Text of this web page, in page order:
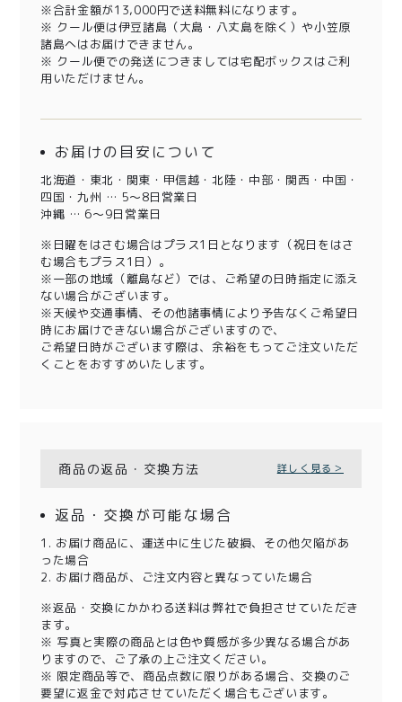
※合計金額が13,000円で送料無料になります。
※ クール便は伊豆諸島（大島・八丈島を除く）や小笠原
諸島へはお届けできません。
※ クール便での発送につきましては宅配ボックスはご利
用いただけません。
お届けの目安について
北海道・東北・関東・甲信越・北陸・中部・関西・中国・
四国・九州 … 5～8日営業日
沖縄 … 6～9日営業日
※日曜をはさむ場合はプラス1日となります（祝日をはさ
む場合もプラス1日）。
※一部の地域（離島など）では、ご希望の日時指定に添え
ない場合がございます。
※天候や交通事情、その他諸事情により予告なくご希望日
時にお届けできない場合がございますので、
ご希望日時がございます際は、余裕をもってご注文いただ
くことをおすすめいたします。
商品の返品・交換方法 詳しく見る＞
返品・交換が可能な場合
1. お届け商品に、運送中に生じた破損、その他欠陥があ
った場合
2. お届け商品が、ご注文内容と異なっていた場合
※返品・交換にかかわる送料は弊社で負担させていただき
ます。
※ 写真と実際の商品とは色や質感が多少異なる場合があ
りますので、ご了承の上ご注文ください。
※ 限定商品等で、商品点数に限りがある場合、交換のご
要望に返金で対応させていただく場合もございます。